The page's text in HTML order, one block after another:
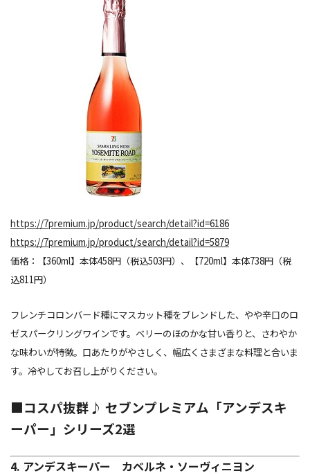
https://7premium.jp/product/search/detail?id=6186
https://7premium.jp/product/search/detail?id=5879
価格：【360ml】本体458円（税込503円）、【720ml】本体738円（税
込811円）
フレンチコロンバード種にマスカット種をブレンドした、やや辛口のロ
ゼスパークリングワインです。ベリーのほのかな甘い香りと、さわやか
な味わいが特徴。口あたりがやさしく、幅広くさまざまな料理と合いま
す。冷やしてお召し上がりください。
■コスパ抜群♪ セブンプレミアム「アンデスキ
ーパー」シリーズ2選
4. アンデスキーパー カベルネ・ソーヴィニヨン